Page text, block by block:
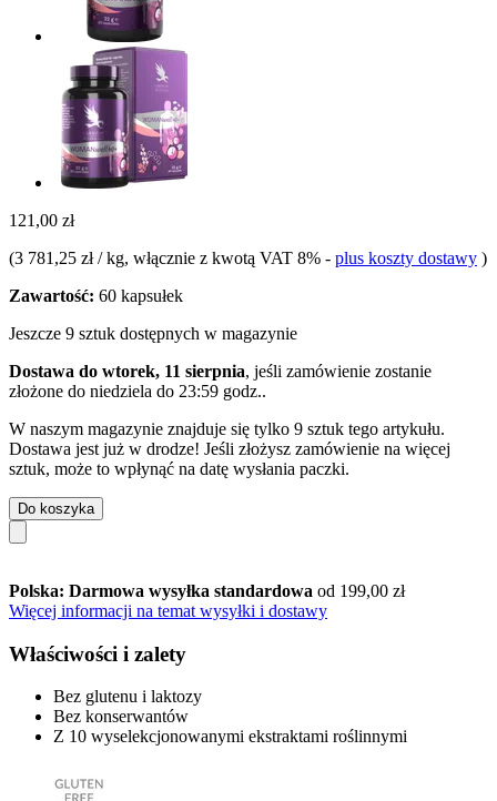
121,00 zł
(3 781,25 zł / kg, włącznie z kwotą VAT 8% - plus koszty dostawy )
Zawartość: 60 kapsułek
Jeszcze 9 sztuk dostępnych w magazynie
Dostawa do wtorek, 11 sierpnia, jeśli zamówienie zostanie
złożone do niedziela do 23:59 godz..
W naszym magazynie znajduje się tylko 9 sztuk tego artykułu.
Dostawa jest już w drodze! Jeśli złożysz zamówienie na więcej
sztuk, może to wpłynąć na datę wysłania paczki.
Do koszyka
Polska: Darmowa wysyłka standardowa od 199,00 zł
Więcej informacji na temat wysyłki i dostawy
Właściwości i zalety
Bez glutenu i laktozy
Bez konserwantów
Z 10 wyselekcjonowanymi ekstraktami roślinnymi